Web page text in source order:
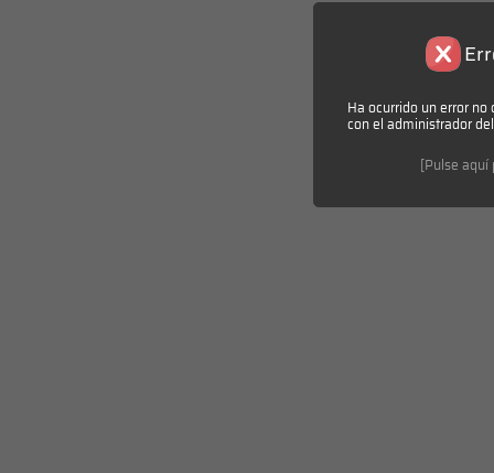
Ha ocurrido un error
con el administrador
[Pulse aquí